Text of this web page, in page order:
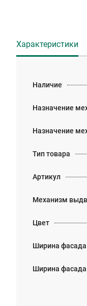
Характеристики
Наличие
Назначение
Назначение
Тип товара
Артикул
Механизм
Цвет
Ширина
Ширина